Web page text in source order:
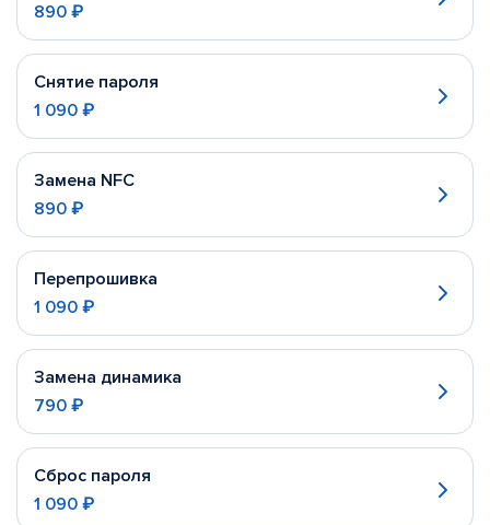
890 ₽
Снятие пароля
1 090 ₽
Замена NFC
890 ₽
Перепрошивка
1 090 ₽
Замена динамика
790 ₽
Сброс пароля
1 090 ₽